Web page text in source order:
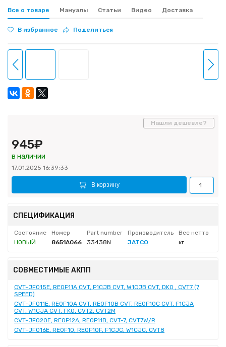
Все о товаре Мануалы Статьи Видео Доставка
В избранное Поделиться
945₽
в наличии
17.01.2025 16:39:33
В корзину
Нашли дешевле?
СПЕЦИФИКАЦИЯ
Состояние Номер Part number Производитель
Вес нетто
НОВЫЙ
8651A066 33438N JATCO кг
СОВМЕСТИМЫЕ АКПП
CVT-JF015E, RE0F11A CVT, F1CJB CVT, W1CJB CVT, DK0 , CVT7 (7
SPEED)
CVT-JF011E, RE0F10A CVT, RE0F10B CVT, RE0F10C CVT, F1CJA
CVT, W1CJA CVT, FK0, CVT2, CVT2M
CVT-JF020E, RE0F12A, RE0F11B, CVT-7, CVT7W/R
CVT-JF016E, RE0F10, RE0F10F, F1CJC, W1CJC, CVT8